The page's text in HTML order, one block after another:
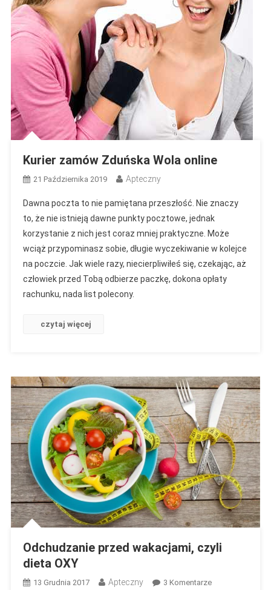
Kurier zamów Zduńska Wola online
21 Października 2019 Apteczny
Dawna poczta to nie pamiętana przeszłość. Nie znaczy
to, że nie istnieją dawne punkty pocztowe, jednak
korzystanie z nich jest coraz mniej praktyczne. Może
wciąż przypominasz sobie, długie wyczekiwanie w kolejce
na poczcie. Jak wiele razy, niecierpliwiłeś się, czekając, aż
człowiek przed Tobą odbierze paczkę, dokona opłaty
rachunku, nada list polecony.
czytaj więcej
Odchudzanie przed wakacjami, czyli
dieta OXY
13 Grudnia 2017 Apteczny 3 KomentarzeDo